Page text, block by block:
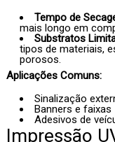
Tempo de
mais longo em
Substratos
tipos de materiais,
porosos.
Aplicações Comuns:
Sinalização
Banners e faixas
Adesivos de
Impressão